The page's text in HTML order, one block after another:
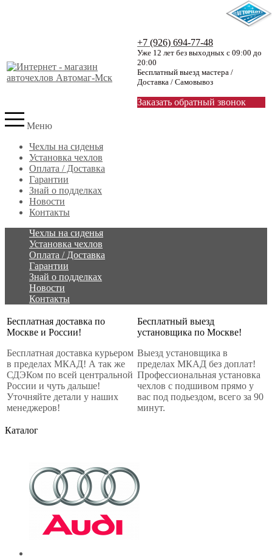
+7 (926) 694-77-48
Уже 12 лет без выходных с 09:00 до
20:00
Бесплатный выезд мастера /
Доставка / Самовывоз
Заказать обратный звонок
Меню
Чехлы на сиденья
Установка чехлов
Оплата / Доставка
Гарантии
Знай о подделках
Новости
Контакты
Чехлы на сиденья
Установка чехлов
Оплата / Доставка
Гарантии
Знай о подделках
Новости
Контакты
Бесплатная доставка по
Москве и России!
Бесплатная доставка курьером
в пределах МКАД! А так же
СДЭКом по всей центральной
России и чуть дальше!
Уточняйте детали у наших
менеджеров!
Бесплатный выезд
установщика по Москве!
Выезд установщика в
пределах МКАД без доплат!
Профессиональная установка
чехлов с подшивом прямо у
вас под подьездом, всего за 90
минут.
Каталог